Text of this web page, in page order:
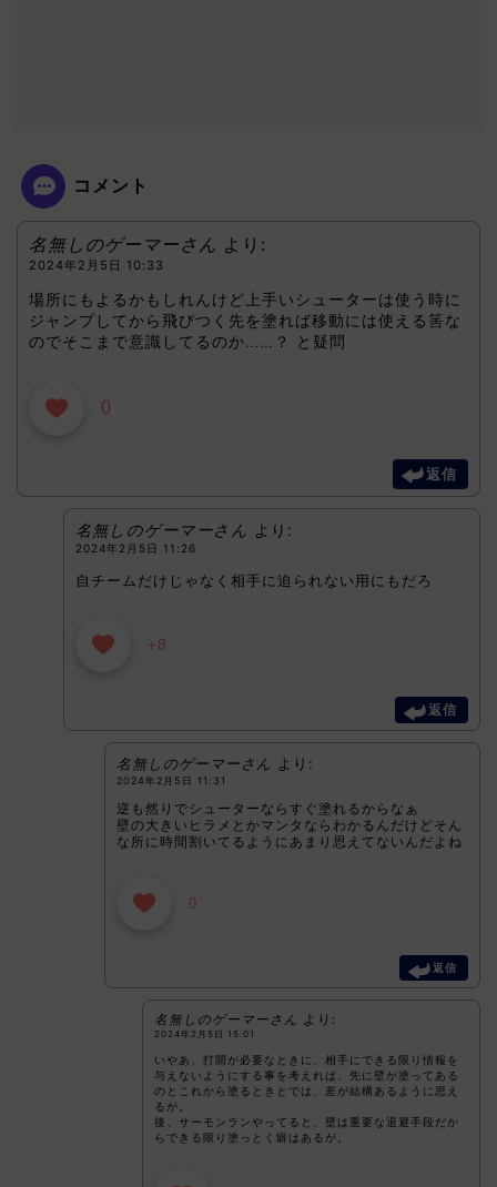
コメント
名無しのゲーマーさん より:
2024年2月5日 10:33
場所にもよるかもしれんけど上手いシューターは使う時に
ジャンプしてから飛びつく先を塗れば移動には使える筈な
のでそこまで意識してるのか……？ と疑問
0
返信
名無しのゲーマーさん より:
2024年2月5日 11:26
自チームだけじゃなく相手に迫られない用にもだろ
+8
返信
名無しのゲーマーさん より:
2024年2月5日 11:31
逆も然りでシューターならすぐ塗れるからなぁ
壁の大きいヒラメとかマンタならわかるんだけどそん
な所に時間割いてるようにあまり思えてないんだよね
0
返信
名無しのゲーマーさん より:
2024年2月5日 15:01
いやあ、打開が必要なときに、相手にできる限り情報を
与えないようにする事を考えれば、先に壁が塗ってある
のとこれから塗るときとでは、差が結構あるように思え
るが。
後、サーモンランやってると、壁は重要な退避手段だか
らできる限り塗っとく癖はあるが。